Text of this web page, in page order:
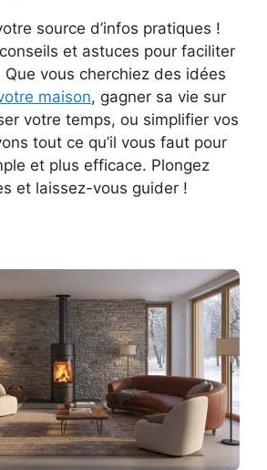
source d’infos pratiques !
et astuces pour faciliter
vous cherchiez des idées
maison, gagner sa vie sur
votre temps, ou simplifier vos
tout ce qu’il vous faut pour
et plus efficace. Plongez
et laissez-vous guider !